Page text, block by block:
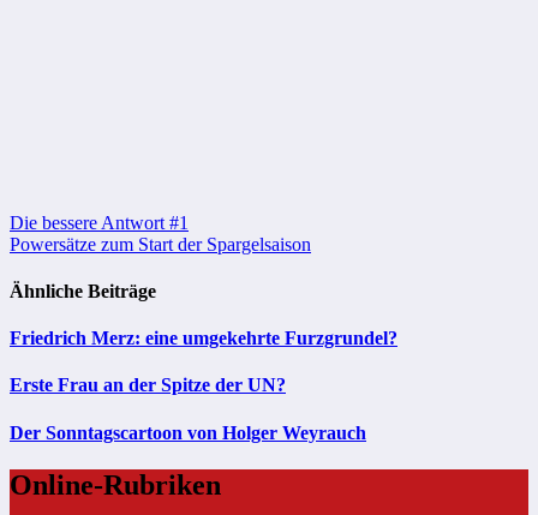
Beitragsnavigation
Die bessere Antwort #1
Powersätze zum Start der Spargelsaison
Ähnliche Beiträge
Friedrich Merz: eine umgekehrte Furzgrundel?
Erste Frau an der Spitze der UN?
Der Sonntagscartoon von Holger Weyrauch
Online-Rubriken